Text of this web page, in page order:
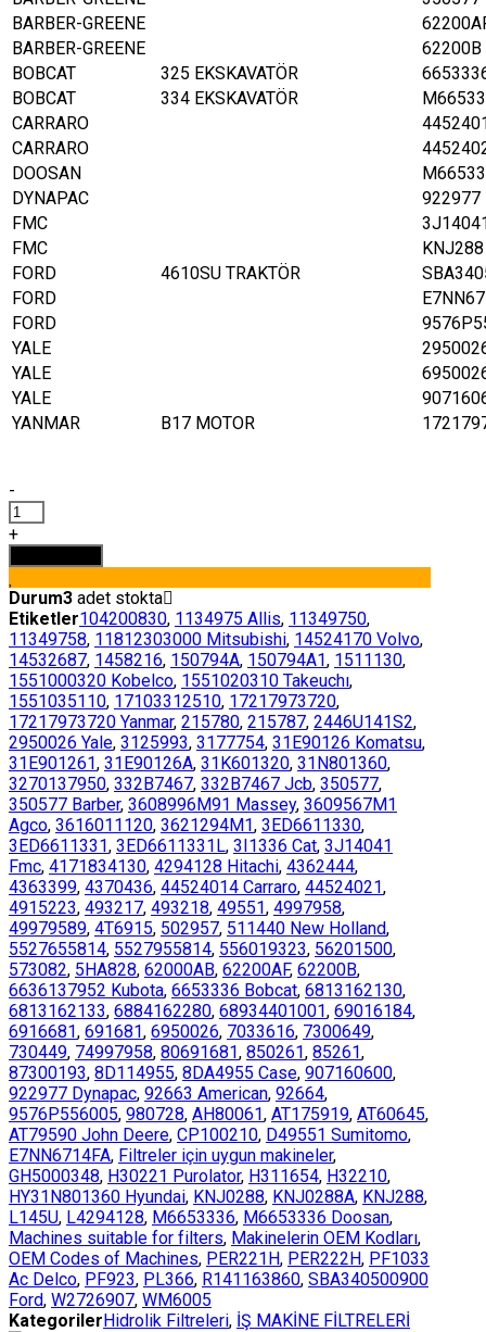
BARBER-GREENE
BARBER-GREENE
62200B
BOBCAT
325 EKSKAVATÖR
BOBCAT
334 EKSKAVATÖR
CARRARO
CARRARO
DOOSAN
DYNAPAC
922977
FMC
FMC
KNJ288
FORD
4610SU TRAKTÖR
FORD
FORD
YALE
YALE
YALE
YANMAR
B17 MOTOR
-
P556005
HİDROLİK
FİLTRESİ
DONALDSON
adet
+
Durum3 adet stokta
Etiketler104200830, 1134975 Allis, 11349750,
11349758, 11812303000 Mitsubishi, 14524170 Volvo,
14532687, 1458216, 150794A, 150794A1, 1511130,
1551000320 Kobelco, 1551020310 Takeuchı,
1551035110, 17103312510, 17217973720,
17217973720 Yanmar, 215780, 215787, 2446U141S2,
2950026 Yale, 3125993, 3177754, 31E90126 Komatsu,
31E901261, 31E90126A, 31K601320, 31N801360,
3270137950, 332B7467, 332B7467 Jcb, 350577,
350577 Barber, 3608996M91 Massey, 3609567M1
Agco, 3616011120, 3621294M1, 3ED6611330,
3ED6611331, 3ED6611331L, 3I1336 Cat, 3J14041
Fmc, 4171834130, 4294128 Hitachi, 4362444,
4363399, 4370436, 44524014 Carraro, 44524021,
4915223, 493217, 493218, 49551, 4997958,
49979589, 4T6915, 502957, 511440 New Holland,
5527655814, 5527955814, 556019323, 56201500,
573082, 5HA828, 62000AB, 62200AF, 62200B,
6636137952 Kubota, 6653336 Bobcat, 6813162130,
6813162133, 6884162280, 68934401001, 69016184,
6916681, 691681, 6950026, 7033616, 7300649,
730449, 74997958, 80691681, 850261, 85261,
87300193, 8D114955, 8DA4955 Case, 907160600,
922977 Dynapac, 92663 American, 92664,
9576P556005, 980728, AH80061, AT175919, AT60645,
AT79590 John Deere, CP100210, D49551 Sumitomo,
E7NN6714FA, Filtreler için uygun makineler,
GH5000348, H30221 Purolator, H311654, H32210,
HY31N801360 Hyundai, KNJ0288, KNJ0288A, KNJ288,
L145U, L4294128, M6653336, M6653336 Doosan,
Machines suitable for filters, Makinelerin OEM Kodları,
OEM Codes of Machines, PER221H, PER222H, PF1033
Ac Delco, PF923, PL366, R141163860, SBA340500900
Ford, W2726907, WM6005
KategorilerHidrolik Filtreleri, İŞ MAKİNE FİLTRELERİ